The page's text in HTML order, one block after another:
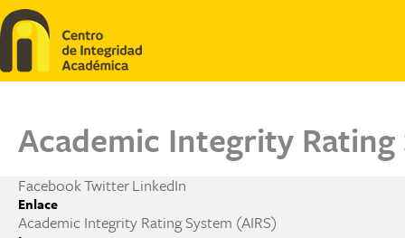
Pasar al contenido principal
Academic Integrity Rating
FacebookTwitterLinkedIn
Enlace
Academic Integrity Rating System (AIRS)